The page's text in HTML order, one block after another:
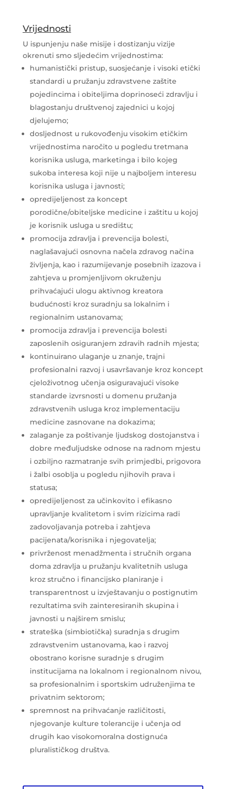
Vrijednosti
U ispunjenju naše misije i dostizanju vizije
okrenuti smo sljedećim vrijednostima:
humanistički pristup, suosjećanje i visoki etički
standardi u pružanju zdravstvene zaštite
pojedincima i obiteljima doprinoseći zdravlju i
blagostanju društvenoj zajednici u kojoj
djelujemo;
dosljednost u rukovođenju visokim etičkim
vrijednostima naročito u pogledu tretmana
korisnika usluga, marketinga i bilo kojeg
sukoba interesa koji nije u najboljem interesu
korisnika usluga i javnosti;
opredijeljenost za koncept
porodične/obiteljske medicine i zaštitu u kojoj
je korisnik usluga u središtu;
promocija zdravlja i prevencija bolesti,
naglašavajući osnovna načela zdravog načina
življenja, kao i razumijevanje posebnih izazova i
zahtjeva u promjenljivom okruženju
prihvaćajući ulogu aktivnog kreatora
budućnosti kroz suradnju sa lokalnim i
regionalnim ustanovama;
promocija zdravlja i prevencija bolesti
zaposlenih osiguranjem zdravih radnih mjesta;
kontinuirano ulaganje u znanje, trajni
profesionalni razvoj i usavršavanje kroz koncept
cjeloživotnog učenja osiguravajući visoke
standarde izvrsnosti u domenu pružanja
zdravstvenih usluga kroz implementaciju
medicine zasnovane na dokazima;
zalaganje za poštivanje ljudskog dostojanstva i
dobre međuljudske odnose na radnom mjestu
i ozbiljno razmatranje svih primjedbi, prigovora
i žalbi osoblja u pogledu njihovih prava i
statusa;
opredijeljenost za učinkovito i efikasno
upravljanje kvalitetom i svim rizicima radi
zadovoljavanja potreba i zahtjeva
pacijenata/korisnika i njegovatelja;
privrženost menadžmenta i stručnih organa
doma zdravlja u pružanju kvalitetnih usluga
kroz stručno i financijsko planiranje i
transparentnost u izvještavanju o postignutim
rezultatima svih zainteresiranih skupina i
javnosti u najširem smislu;
strateška (simbiotička) suradnja s drugim
zdravstvenim ustanovama, kao i razvoj
obostrano korisne suradnje s drugim
institucijama na lokalnom i regionalnom nivou,
sa profesionalnim i sportskim udruženjima te
privatnim sektorom;
spremnost na prihvaćanje različitosti,
njegovanje kulture tolerancije i učenja od
drugih kao visokomoralna dostignuća
pluralističkog društva.